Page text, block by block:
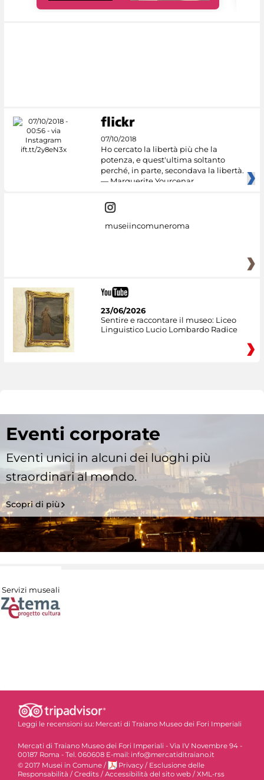
07/10/2018
Ho cercato la libertà più che la
potenza, e quest'ultima soltanto
perché, in parte, secondava la libertà.
— Marguerite Yourcenar
museiincomuneroma
23/06/2026
Sentire e raccontare il museo: Liceo
Linguistico Lucio Lombardo Radice
Eventi corporate
Eventi unici in alcuni dei luoghi più
straordinari al mondo.
Scopri di più
Servizi museali
Leggi le recensioni su: Mercati di Traiano Museo dei Fori Imperiali
Mercati di Traiano Museo dei Fori Imperiali - Via IV Novembre 94 -
00187 Roma - Tel. 060608 E-mail: info@mercatiditraiano.it
© 2017 Musei in Comune / Privacy / Esclusione delle
Responsabilità / Credits / Accessibilità del sito web / XML-rss